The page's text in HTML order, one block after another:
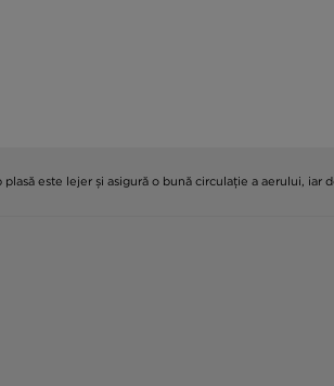
este lejer și asigură o bună circulație a aerului, iar